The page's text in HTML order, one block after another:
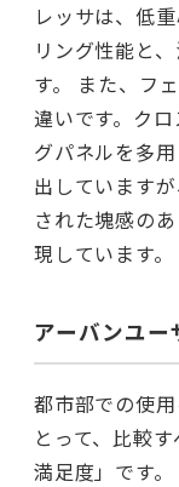
レッサは、低
リング性能と
す。 また、フ
違いです。ク
グパネルを多
出しています
された塊感の
現しています。
アーバンユー
都市部での使
とって、比較
満足度」です